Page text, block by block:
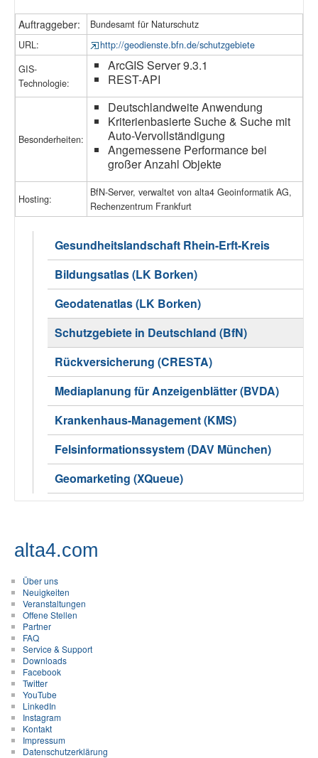
Auftraggeber:
Bundesamt für Naturschutz
URL:
http://geodienste.bfn.de/schutzgebiete
GIS-
Technologie:
ArcGIS Server 9.3.1
REST-API
Besonderheiten:
Deutschlandweite Anwendung
Kriterienbasierte Suche & Suche mit
Auto-Vervollständigung
Angemessene Performance bei
großer Anzahl Objekte
Hosting:
BfN-Server, verwaltet von alta4 Geoinformatik AG,
Rechenzentrum Frankfurt
Gesundheitslandschaft Rhein-Erft-Kreis
Bildungsatlas (LK Borken)
Geodatenatlas (LK Borken)
Schutzgebiete in Deutschland (BfN)
Rückversicherung (CRESTA)
Mediaplanung für Anzeigenblätter (BVDA)
Krankenhaus-Management (KMS)
Felsinformationssystem (DAV München)
Geomarketing (XQueue)
alta4.com
Über uns
Neuigkeiten
Veranstaltungen
Offene Stellen
Partner
FAQ
Service & Support
Downloads
Facebook
Twitter
YouTube
LinkedIn
Instagram
Kontakt
Impressum
Datenschutzerklärung